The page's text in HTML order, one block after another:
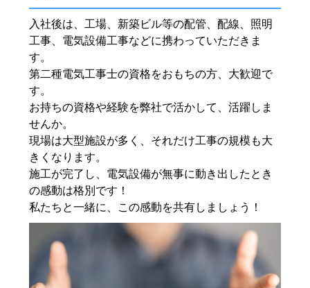
入社後は、工場、新築ビル等の配管、配線、照明
工事、電気設備工事などに携わっていただきま
す。
第二種電気工事士の資格をおもちの方、大歓迎で
す。
お持ちの資格や経験を弊社で活かして、活躍しま
せんか。
現場は大型施設が多く、それだけ工事の規模も大
きくなります。
施工が完了し、電気設備が無事に動き出したとき
の感動は格別です！
私たちと一緒に、この感動を共有しましょう！